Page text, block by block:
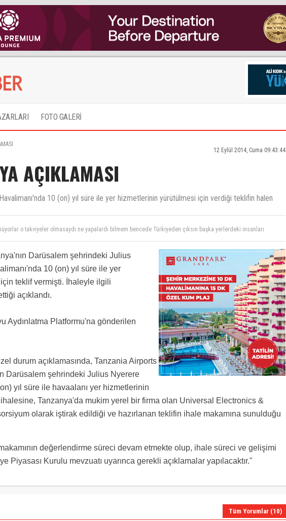
FOTO GALERİ
12 Eylül 2014, Cuma 09:43:44
AÇIKLAMASI
10 (on) yıl süre ile yer hizmetlerinin yürütülmesi için verdiği teklifin halen
sömüren şirketler,Havaş,Çelebi
düzgün maaş ve düzgün çalışma saati şartlarına uygun bir şekilde hareket etsinler...türkiye'de
vazgeçsinler...türkiye'de çok kişinin ahını aldılar umarım yurtdışında bu ahı almazlar...
oldu, ev faizleri artıyor sen tanaznaya diyorsun!!!
veya hangi büyük bas mudur musvettelerinin yalakasısısın...neyini savunuyosun insan hakkini
sesleniyorum ,genelde hepiniz ,bu şirkette dikiş tutturamadığınız için dışarıda atıl vaziyette kalanlarsınız
yazı yazarsanız ancak ve ancak , Çelebi'de çalışırken de yaptığınız sadece bu olduğu için artık Çelebi'de
çıkın ; oturun ,çalışın ,gelişin ve geliştirin çalıştığınız yerleri ,zaman-mekan ve şartlar ne olursa olsun
unutmayın ,bundan 3-5 sene sonra iyi yönetilmediği için kapanan bir kuruluşun eski bir çalışanı
dimdik ayakta olacak ...
Darüsalem şehrindeki Julius
10 (on) yıl süre ile yer
teklif vermişti. İhaleyle ilgili
açıklandı.
Aydınlatma Platformu'na gönderilen
durum açıklamasında, Tanzania Airports
Darüsalem şehrindeki Julius Nyerere
yıl süre ile havaalanı yer hizmetlerinin
Tanzanya'da mukim yerel bir firma olan Universal Electronics &
olarak iştirak edildiği ve hazırlanan teklifin ihale makamına sunulduğu
değerlendirme süreci devam etmekte olup, ihale süreci ve gelişimi
Piyasası Kurulu mevzuatı uyarınca gerekli açıklamalar yapılacaktır."
Tüm Yorumlar (10)